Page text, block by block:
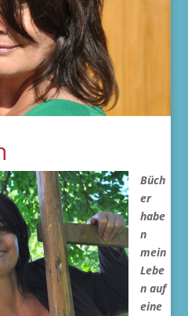
Büch
er
habe
n
mein
Lebe
n auf
eine